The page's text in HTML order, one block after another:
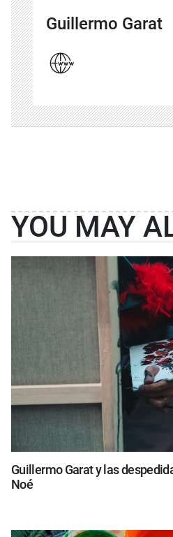
Guillermo Garat
YOU MAY
Guillermo Garat y las
Noé